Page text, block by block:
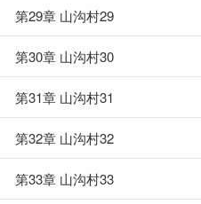
第29章 山沟村29
第30章 山沟村30
第31章 山沟村31
第32章 山沟村32
第33章 山沟村33